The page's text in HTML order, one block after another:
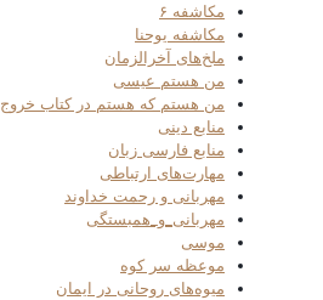
مکاشفه ۶
مکاشفه یوحنا
ملخ‌های آخرالزمان
من هستم عیسی
من هستم که هستم در کتاب خروج
منابع دینی
منابع فارسی زبان
مهارت‌های ارتباطی
مهربانی و رحمت خداوند
مهربانی_و_همبستگی
موسی
موعظه سر کوه
میوه‌های روحانی در ایمان